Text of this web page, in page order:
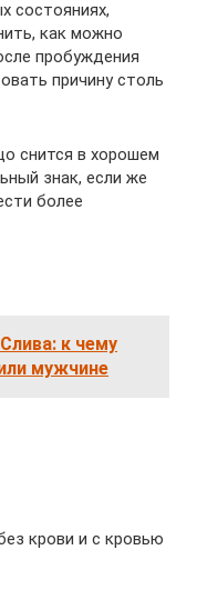
состояниях,
как можно
пробуждения
причину столь
снится в хорошем
знак, если же
более
к чему
мужчине
крови и с кровью